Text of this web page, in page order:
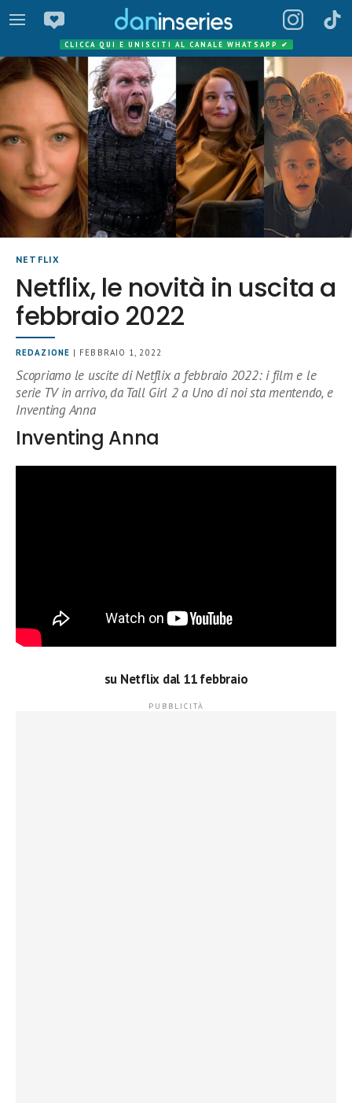
CLICCA QUI E UNISCITI AL CANALE WHATSAPP ✔
NETFLIX
Netflix, le novità in uscita a
febbraio 2022
REDAZIONE | FEBBRAIO 1, 2022
Scopriamo le uscite di Netflix a febbraio 2022: i film e le
serie TV in arrivo, da Tall Girl 2 a Uno di noi sta mentendo, e
Inventing Anna
Inventing Anna
su Netflix dal 11 febbraio